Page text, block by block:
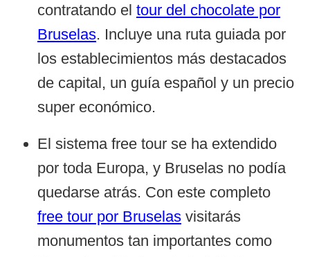
contratando el tour del chocolate por
Bruselas. Incluye una ruta guiada por
los establecimientos más destacados
de capital, un guía español y un precio
super económico.
El sistema free tour se ha extendido
por toda Europa, y Bruselas no podía
quedarse atrás. Con este completo
free tour por Bruselas visitarás
monumentos tan importantes como